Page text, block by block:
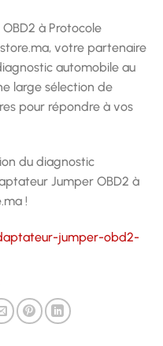
à Protocole
votre partenaire
automobile au
large sélection de
pour répondre à vos
du diagnostic
Jumper OBD2 à
!
jumper-obd2-